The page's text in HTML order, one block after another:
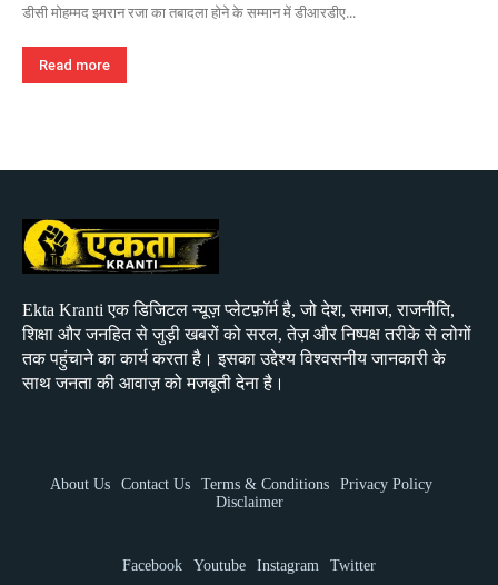
डीसी मोहम्मद इमरान रजा का तबादला होने के सम्मान में डीआरडीए...
Read more
Ekta Kranti एक डिजिटल न्यूज़ प्लेटफ़ॉर्म है, जो देश, समाज, राजनीति,
शिक्षा और जनहित से जुड़ी खबरों को सरल, तेज़ और निष्पक्ष तरीके से लोगों
तक पहुंचाने का कार्य करता है। इसका उद्देश्य विश्वसनीय जानकारी के
साथ जनता की आवाज़ को मजबूती देना है।
About Us Contact Us Terms & Conditions
Privacy Policy
Disclaimer
Facebook Youtube Instagram Twitter